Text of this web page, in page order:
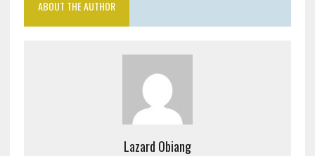
ABOUT THE AUTHOR
Lazard Obiang